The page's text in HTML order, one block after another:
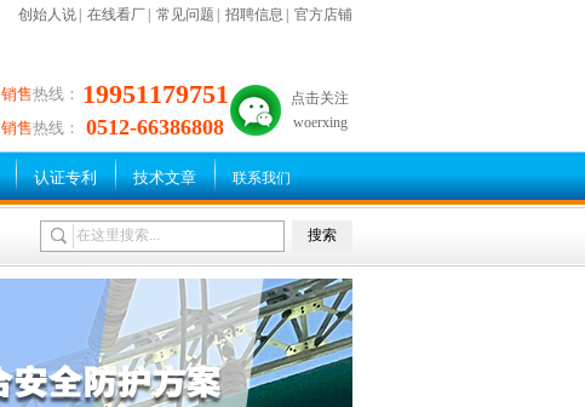
创始人说 在线看厂 常见问题 招聘信息 官方店铺
点击关注
woerxing
销售热线： 19951179751
销售热线： 0512-66386808
认证专利 技术文章 联系我们
搜索